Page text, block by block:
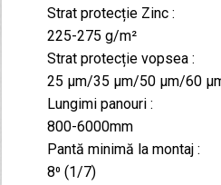
Strat protecție Zinc :
225-275 g/m²
Strat protecție vopsea :
25 μm/35 μm/50 μm/60
Lungimi panouri :
800-6000mm
Pantă minimă la montaj :
8⁰ (1/7)